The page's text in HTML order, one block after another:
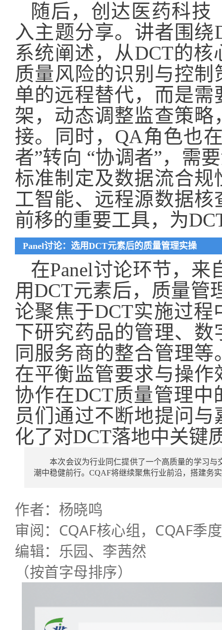
随后，创达医药科技
入主题分享。讲者围
系统阐述，从DCT的
质量风险的识别与控
单的远程替代，而是
架，动态调整监查策
接。同时，QA角色也
者”转向 “协调者”，需
标准制定及数据流合
工智能、远程源数据
前移的重要工具，为
Panel讨论：选用DCT元素后的质量管理实操
在Panel讨论环节，
用DCT元素后，质量管
论聚焦于DCT实施过
下研究药品的管理、
同服务商的整合管理
在平衡监管要求与操
协作在DCT质量管理
员们通过不断地提问
化了对DCT落地中关键
本次会议为行业同仁提供了一个高质量的学习
潮中稳健前行。CQAF将继续聚焦行业前沿，搭建务
作者： 杨晓鸣
审阅： CQAF核心组， CQAF季
编辑：乐园、李茜然
（按首字母排序）